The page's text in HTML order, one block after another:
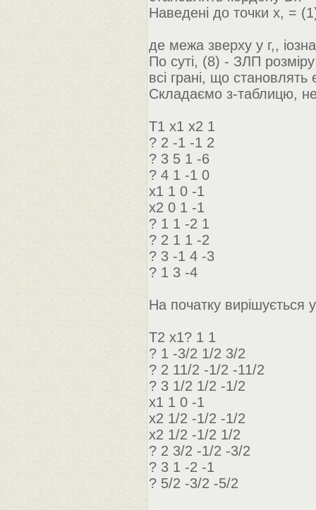
Наведені до точки х, =
де межа зверху у г,,
По суті, (8) - ЗЛП
всі грані, що становлять
Складаємо з-таблицю,
Т1 х1 х2 1
? 2 -1 -1 2
? 3 5 1 -6
? 4 1 -1 0
х1 1 0 -1
х2 0 1 -1
? 1 1 -2 1
? 2 1 1 -2
? 3 -1 4 -3
? 1 3 -4
На початку вирішується
Т2 х1? 1 1
? 1 -3/2 1/2 3/2
? 2 11/2 -1/2 -11/2
? 3 1/2 1/2 -1/2
х1 1 0 -1
х2 1/2 -1/2 -1/2
x2 1/2 -1/2 1/2
? 2 3/2 -1/2 -3/2
? 3 1 -2 -1
? 5/2 -3/2 -5/2